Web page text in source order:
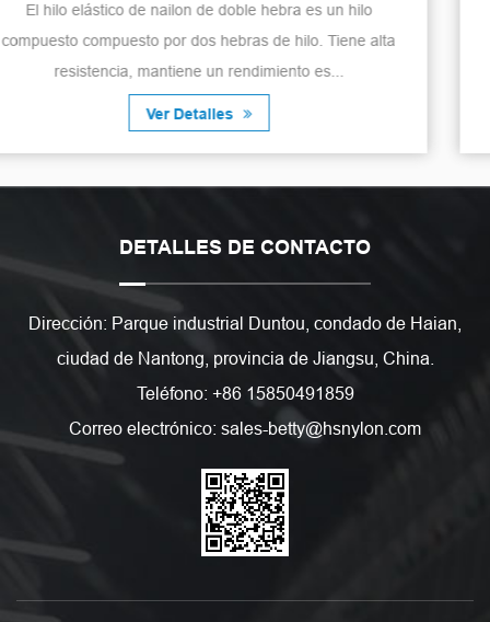
El hilo elástico de nailon para uso textil tiene una
gama de aplicaciones. El hilo elástico de nailon es
adecuado para la fabricación de div...
DETALLES DE CONTACTO
Dirección: Parque industrial Duntou, condado de Haian,
ciudad de Nantong, provincia de Jiangsu, China.
Teléfono: +86 15850491859
Correo electrónico: sales-betty@hsnylon.com